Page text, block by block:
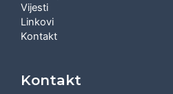
Vijesti
Linkovi
Kontakt
Kontakt